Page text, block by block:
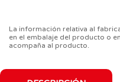
La información relativa al
en el embalaje del producto o
acompaña al producto.